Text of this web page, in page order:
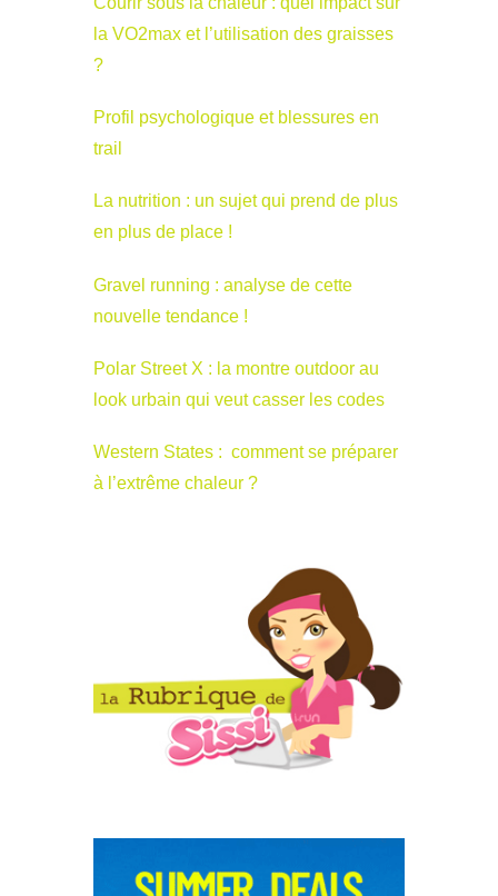
la VO2max et l’utilisation des graisses
?
Profil psychologique et blessures en
trail
La nutrition : un sujet qui prend de plus
en plus de place !
Gravel running : analyse de cette
nouvelle tendance !
Polar Street X : la montre outdoor au
look urbain qui veut casser les codes
Western States : comment se préparer
à l’extrême chaleur ?